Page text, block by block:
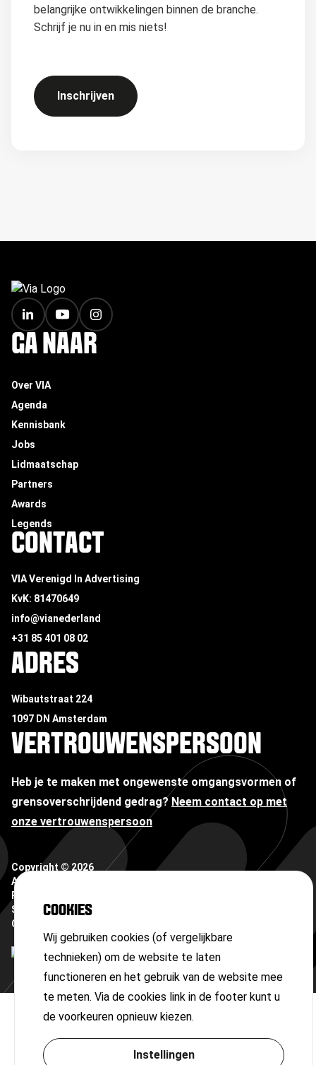
COOKIES
Wij gebruiken cookies (of vergelijkbare
technieken) om de website te laten
functioneren en het gebruik van de website mee
te meten. Via de cookies link in de footer kunt u
de voorkeuren opnieuw kiezen.
Instellingen
belangrijke ontwikkelingen binnen de branche.
Schrijf je nu in en mis niets!
Inschrijven
FOOTER
GA NAAR
Over VIA
Agenda
Kennisbank
Jobs
Lidmaatschap
Partners
Awards
Legends
CONTACT
VIA Verenigd In Advertising
KvK: 81470649
info@vianederland
+31 85 401 08 02
ADRES
Wibautstraat 224
1097 DN Amsterdam
VERTROUWENSPERSOON
Heb je te maken met ongewenste omgangsvormen of
grensoverschrijdend gedrag? Neem contact op met
onze vertrouwenspersoon
Copyright © 2026
Algemene voorwaarden
Privacyverklaring
Sitemap
Cookies